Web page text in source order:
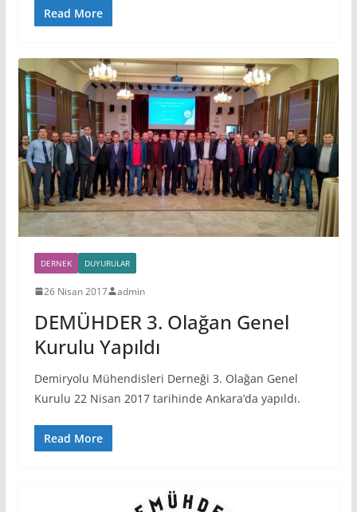
Read More
DERNEK DUYURULAR
26 Nisan 2017 admin
DEMÜHDER 3. Olağan Genel
Kurulu Yapıldı
Demiryolu Mühendisleri Derneği 3. Olağan Genel
Kurulu 22 Nisan 2017 tarihinde Ankara’da yapıldı.
Read More